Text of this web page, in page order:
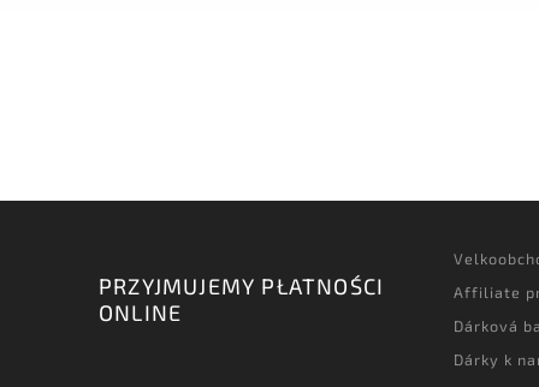
PRZYJMUJEMY PŁATNOŚCI
ONLINE
Affiliate
Dárková
Dárky k